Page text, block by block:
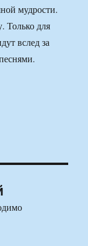
мудрости.
Только для
вслед за